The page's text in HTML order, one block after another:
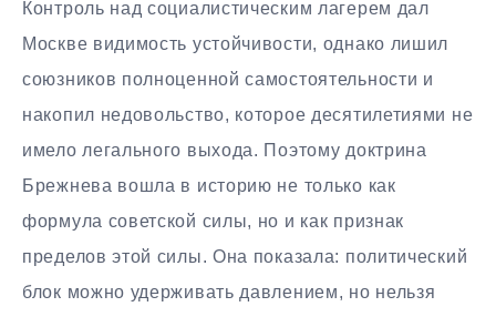
Контроль над социалистическим лагерем дал
Москве видимость устойчивости, однако лишил
союзников полноценной самостоятельности и
накопил недовольство, которое десятилетиями не
имело легального выхода. Поэтому доктрина
Брежнева вошла в историю не только как
формула советской силы, но и как признак
пределов этой силы. Она показала: политический
блок можно удерживать давлением, но нельзя